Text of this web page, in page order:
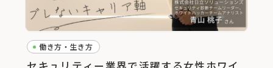
働き方・生き方